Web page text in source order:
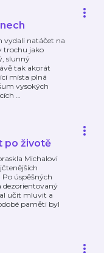
vydali natáčet na
trochu jako
slunný
tak akorát
místa plná
vysokých
…
po životě
Michalovi
Po úspěšných
dezorientovaný
učit mluvit a
paměti byl